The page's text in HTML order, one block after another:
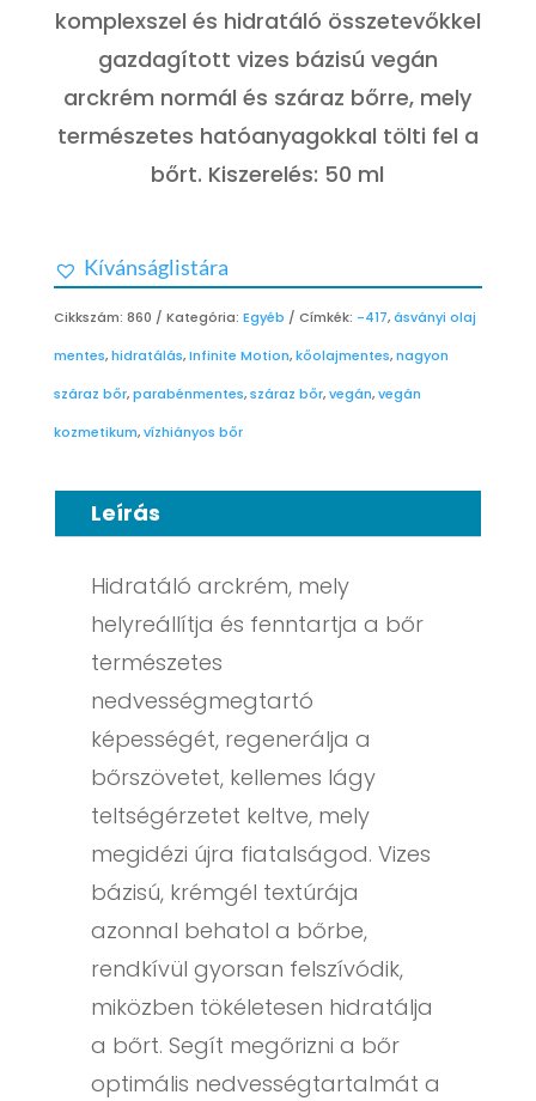
komplexszel és hidratáló összetevőkkel
gazdagított vizes bázisú vegán
arckrém normál és száraz bőrre, mely
természetes hatóanyagokkal tölti fel a
bőrt. Kiszerelés: 50 ml
Kívánságlistára
Cikkszám: 860 Kategória: Egyéb Címkék: -417,ásványi olaj
mentes,hidratálás,Infinite Motion,kőolajmentes,nagyon
száraz bőr,parabénmentes,száraz bőr,vegán,vegán
kozmetikum,vízhiányos bőr
Leírás
Hidratáló arckrém, mely
helyreállítja és fenntartja a bőr
természetes
nedvességmegtartó
képességét, regenerálja a
bőrszövetet, kellemes lágy
teltségérzetet keltve, mely
megidézi újra fiatalságod. Vizes
bázisú, krémgél textúrája
azonnal behatol a bőrbe,
rendkívül gyorsan felszívódik,
miközben tökéletesen hidratálja
a bőrt. Segít megőrizni a bőr
optimális nedvességtartalmát a